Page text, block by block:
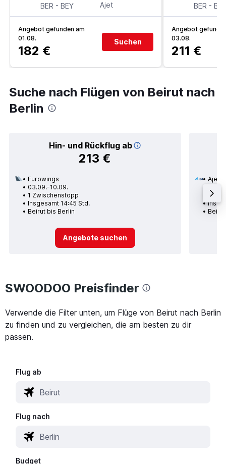
BER - BEY
Ajet
Angebot gefunden am
01.08.
182 €
Suchen
BER -
Angebot
03.08.
211 €
Suche nach Flügen von Beirut nach
Berlin
Hin- und Rückflug ab
213 €
Eurowings
03.09.-10.09.
1 Zwischenstopp
Insgesamt 14:45 Std.
Beirut bis Berlin
Angebote suchen
Ajet
1
SWOODOO Preisfinder
Verwende die Filter unten, um Flüge von Beirut nach Berlin
zu finden und zu vergleichen, die am besten zu dir
passen.
Flug ab
Flug nach
Budget